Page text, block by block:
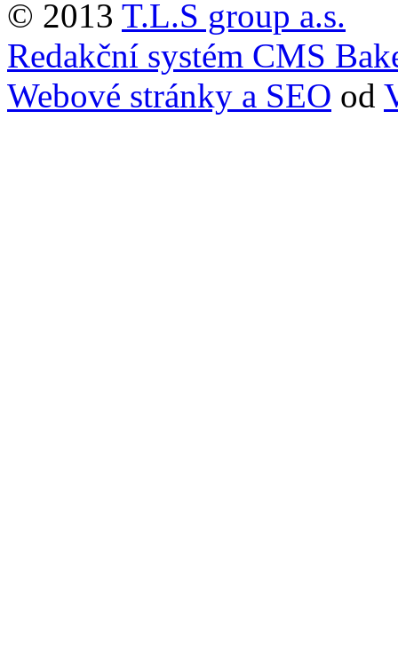
© 2013 T.L.S group a.s.
Redakční systém CMS
Webové stránky a SEO od